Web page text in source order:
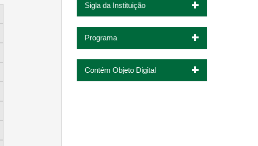
Sigla da Instituição
Programa
Contém Objeto Digital